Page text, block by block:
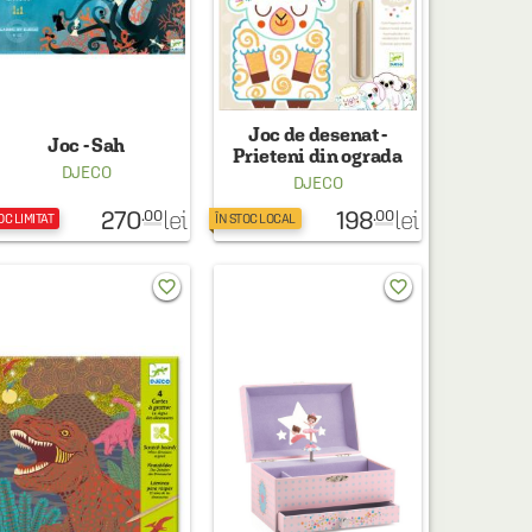
Joc - Sah
DJECO
LIMITAT 270.00 lei
Joc de desenat -
Prieteni din ograda
DJECO
ÎN STOC LOCAL 198.00 lei
favorite_border favorite_border